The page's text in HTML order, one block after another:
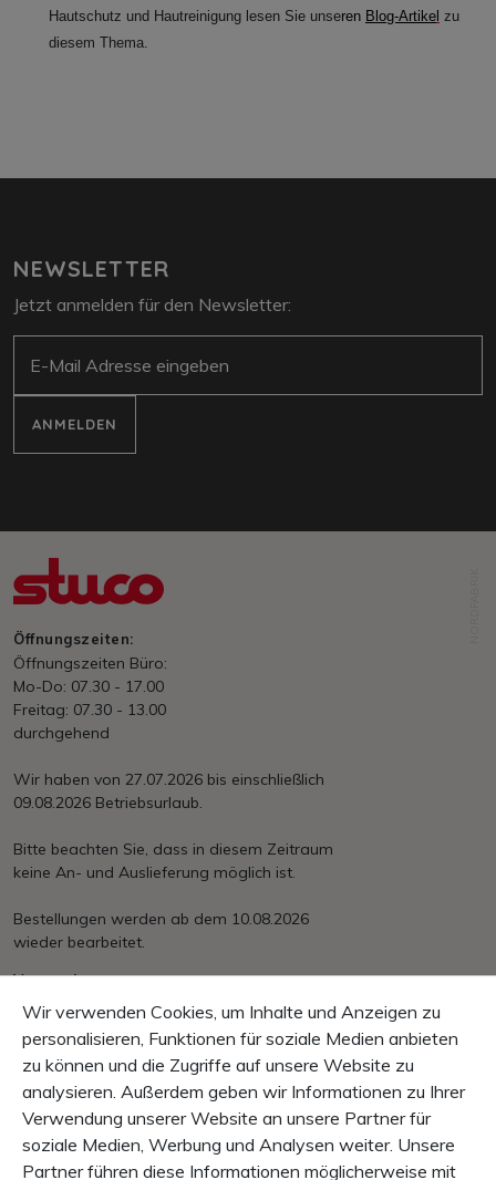
Hautschutz und Hautreinigung lesen Sie unseren Blog-Artike zu
diesem Thema.
NEWSLETTER
Jetzt anmelden für den Newsletter:
ANMELDEN
Öffnungszeiten:
Öffnungszeiten Büro:
Mo-Do: 07.30 - 17.00
Freitag: 07.30 - 13.00
durchgehend
Wir haben von 27.07.2026 bis einschließlich
09.08.2026 Betriebsurlaub.
Bitte beachten Sie, dass in diesem Zeitraum
keine An- und Auslieferung möglich ist.
Bestellungen werden ab dem 10.08.2026
wieder bearbeitet.
Versand
Ab € 150.– portofrei
International nach Aufwand
Zahlung
Rechnung, Vorkasse, Kreditkarte, PayPal
Garantie
10 Tage Rückgaberecht
1 Jahr Produkt-Garantie
Wir verwenden Cookies, um Inhalte und Anzeigen zu
personalisieren, Funktionen für soziale Medien anbieten
zu können und die Zugriffe auf unsere Website zu
analysieren. Außerdem geben wir Informationen zu Ihrer
Verwendung unserer Website an unsere Partner für
soziale Medien, Werbung und Analysen weiter. Unsere
Partner führen diese Informationen möglicherweise mit